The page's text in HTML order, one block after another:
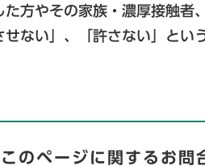
た方やその家族・濃厚接触者
せない」、「許さない」と
このページに関するお問